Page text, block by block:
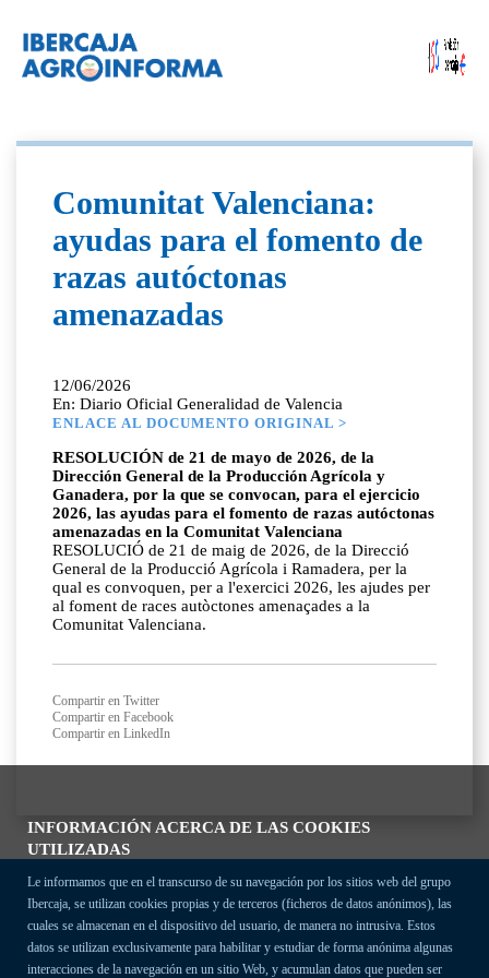
INFORMACIÓN ACERCA DE LAS COOKIES
UTILIZADAS
Le informamos que en el transcurso de su navegación por los sitios web del grupo
Ibercaja, se utilizan cookies propias y de terceros (ficheros de datos anónimos), las
cuales se almacenan en el dispositivo del usuario, de manera no intrusiva. Estos
datos se utilizan exclusivamente para habilitar y estudiar de forma anónima algunas
interacciones de la navegación en un sitio Web, y acumulan datos que pueden ser
Comunitat Valenciana:
ayudas para el fomento de
razas autóctonas
amenazadas
12/06/2026
En: Diario Oficial Generalidad de Valencia
ENLACE AL DOCUMENTO ORIGINAL >
RESOLUCIÓN de 21 de mayo de 2026, de la
Dirección General de la Producción Agrícola y
Ganadera, por la que se convocan, para el ejercicio
2026, las ayudas para el fomento de razas autóctonas
amenazadas en la Comunitat Valenciana
RESOLUCIÓ de 21 de maig de 2026, de la Direcció
General de la Producció Agrícola i Ramadera, per la
qual es convoquen, per a l'exercici 2026, les ajudes per
al foment de races autòctones amenaçades a la
Comunitat Valenciana.
Compartir en Twitter
Compartir en Facebook
Compartir en LinkedIn